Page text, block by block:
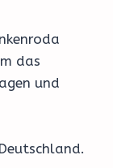
das
und